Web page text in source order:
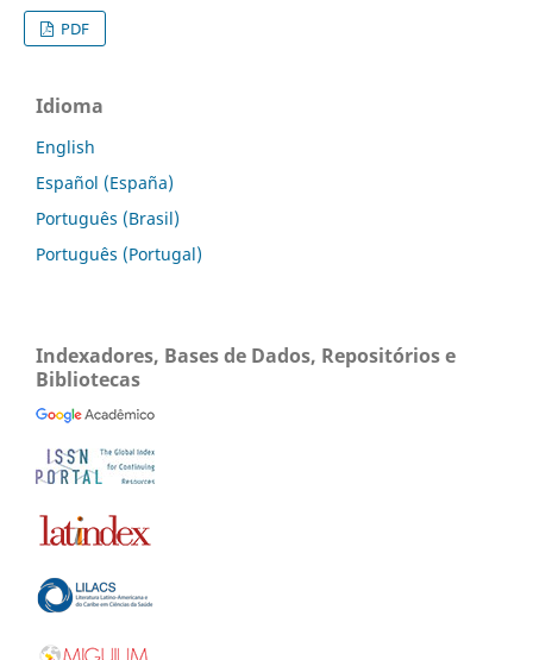
PDF
Idioma
English
Español (España)
Português (Brasil)
Português (Portugal)
Indexadores, Bases de Dados, Repositórios e
Bibliotecas